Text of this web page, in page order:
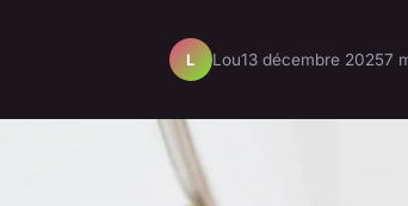
L Lou13 décembre 20257